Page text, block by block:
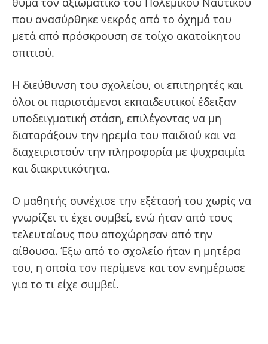
που ανασύρθηκε νεκρός από το όχημά του
μετά από πρόσκρουση σε τοίχο ακατοίκητου
σπιτιού.
Η διεύθυνση του σχολείου, οι επιτηρητές και
όλοι οι παριστάμενοι εκπαιδευτικοί έδειξαν
υποδειγματική στάση, επιλέγοντας να μη
διαταράξουν την ηρεμία του παιδιού και να
διαχειριστούν την πληροφορία με ψυχραιμία
και διακριτικότητα.
Ο μαθητής συνέχισε την εξέτασή του χωρίς να
γνωρίζει τι έχει συμβεί, ενώ ήταν από τους
τελευταίους που αποχώρησαν από την
αίθουσα. Έξω από το σχολείο ήταν η μητέρα
του, η οποία τον περίμενε και τον ενημέρωσε
για το τι είχε συμβεί.